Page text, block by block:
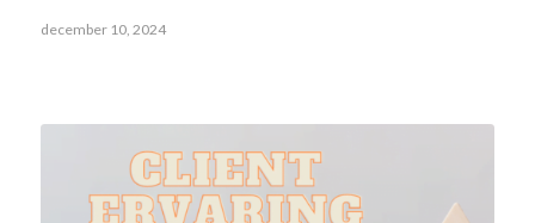
december 10, 2024